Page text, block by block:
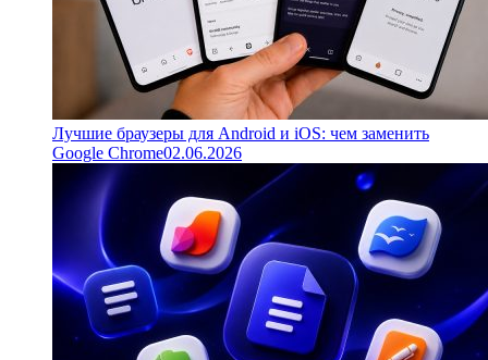
Лучшие браузеры для Android и iOS: чем заменить
Google Chrome02.06.2026